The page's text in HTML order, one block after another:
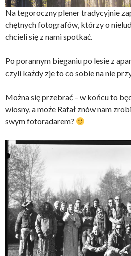
Na tegoroczny plener tradycyjnie
chętnych fotografów, którzy o
chcieli się z nami spotkać.
Po porannym bieganiu po lesie z
czyli każdy zje to co sobie na nie
Można się przebrać – w końcu to
wiosny, a może Rafał znów nam
swym fotoradarem?